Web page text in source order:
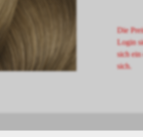
Die
Login
sich ein
sich.